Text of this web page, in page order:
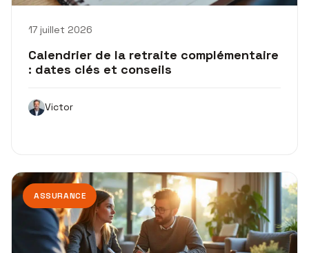
17 juillet 2026
Calendrier de la retraite complémentaire
: dates clés et conseils
Victor
ASSURANCE